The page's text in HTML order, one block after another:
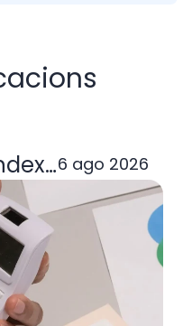
quina
6 ago 2026